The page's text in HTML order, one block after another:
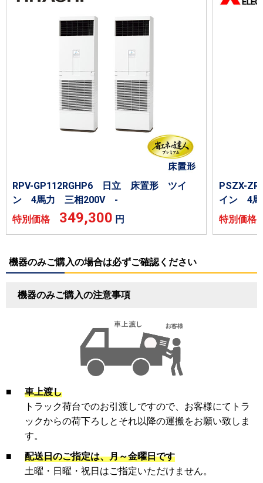
RPV-GP112RGHP6 日立 床置形 ツイ
ン 4馬力 三相200V -
特別価格 349,300 円
PSZX-
イン 4
特別価
機器のみご購入の場合は必ずご確認ください
機器のみご購入の注意事項
■
車上渡し
トラック荷台でのお引渡しですので、お客様にてトラ
ックからの荷下ろしとそれ以降の運搬をお願い致しま
す。
■
配送日のご指定は、月～金曜日です
土曜・日曜・祝日はご指定いただけません。